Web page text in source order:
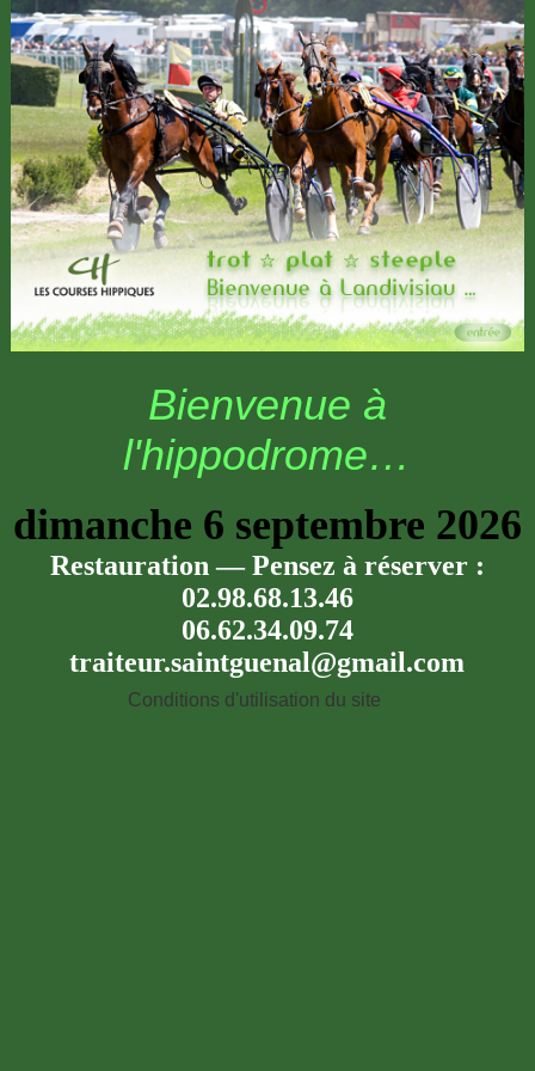
Bienvenue à
l'hippodrome…
dimanche 6 septembre 2026
Restauration — Pensez à réserver :
02.98.68.13.46
06.62.34.09.74
traiteur.saintguenal@gmail.com
Conditions d'utilisation du site